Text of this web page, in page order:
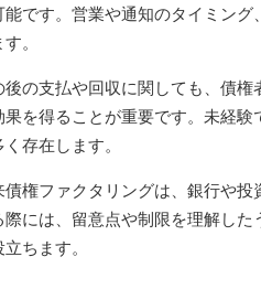
能です。営業や通知のタイミン
。
後の支払や回収に関しても、債
果を得ることが重要です。未経
く存在します。
債権ファクタリングは、銀行や
際には、留意点や制限を理解し
立ちます。